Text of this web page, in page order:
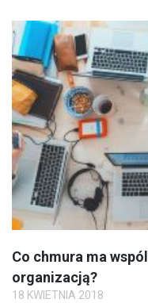
Co chmura ma
organizacją?
18 KWIETNIA 2018